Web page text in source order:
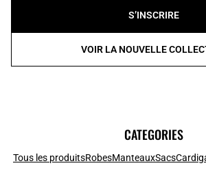
S’INSCRIRE
VOIR LA NOUVELLE
CATEGORIES
Tous les produitsRobesManteauxSacs